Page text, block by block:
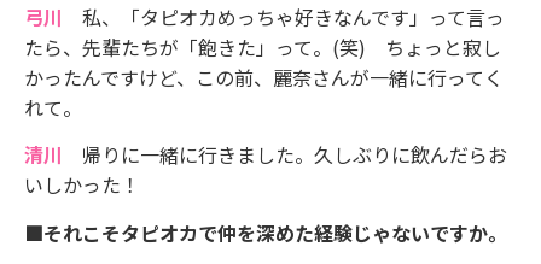
弓川 私、「タピオカめっちゃ好きなんです」って言っ
たら、先輩たちが「飽きた」って。(笑) ちょっと寂し
かったんですけど、この前、麗奈さんが一緒に行ってく
れて。
清川 帰りに一緒に行きました。久しぶりに飲んだらお
いしかった！
■それこそタピオカで仲を深めた経験じゃないですか。